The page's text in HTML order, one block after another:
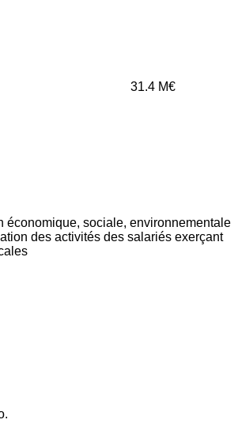
31.4 M€
économique, sociale, environnementale
des activités des salariés exerçant